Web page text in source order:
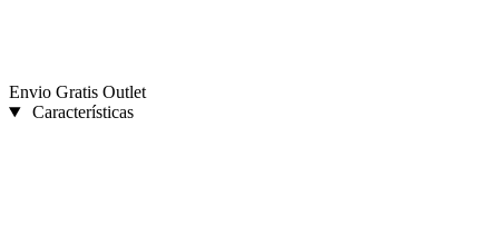
Envio Gratis Outlet
Características